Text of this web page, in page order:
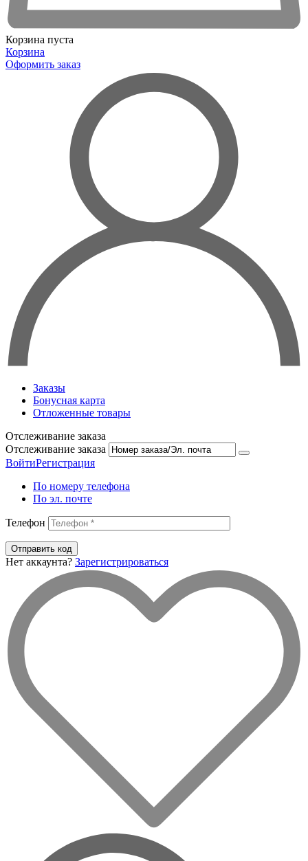
Корзина пуста
Корзина
Оформить заказ
Заказы
Бонусная карта
Отложенные товары
Отслеживание заказа
Отслеживание заказа
ВойтиРегистрация
По номеру телефона
По эл. почте
Телефон
Отправить код
Нет аккаунта? Зарегистрироваться